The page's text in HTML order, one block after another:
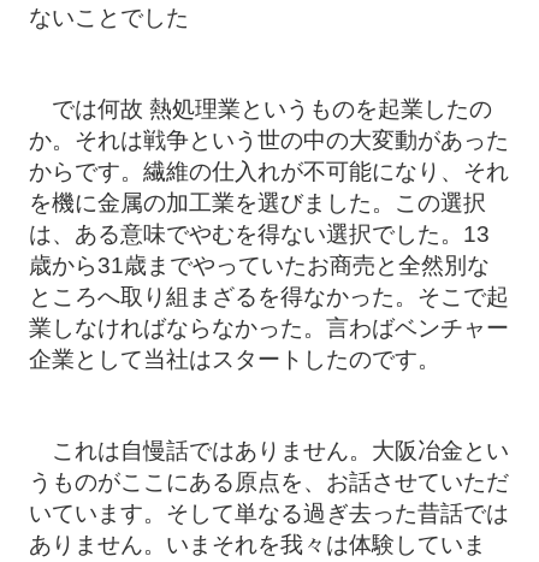
ないことでした
では何故 熱処理業というものを起業したの
か。それは戦争という世の中の大変動があった
からです。繊維の仕入れが不可能になり、それ
を機に金属の加工業を選びました。この選択
は、ある意味でやむを得ない選択でした。13
歳から31歳までやっていたお商売と全然別な
ところへ取り組まざるを得なかった。そこで起
業しなければならなかった。言わばベンチャー
企業として当社はスタートしたのです。
これは自慢話ではありません。大阪冶金とい
うものがここにある原点を、お話させていただ
いています。そして単なる過ぎ去った昔話では
ありません。いまそれを我々は体験していま